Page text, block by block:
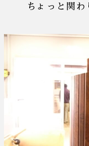
ちょっと関